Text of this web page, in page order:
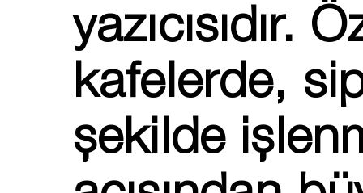
yazıcısıdır.
kafelerde,
şekilde